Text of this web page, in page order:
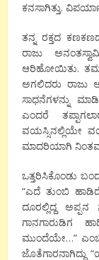
ಕನಸಾಗಿತ್ತು.
ತನ್ನ ರಕ್ತದ
ರಾಜು
ಆರಿಹೋಯಿತು. ತಮ್ಮ
ಅಗಲಿದರು ರಾಜು
ಸಾಧನೆಗಳನ್ನು
ಎಂದರೆ
ವಯಸ್ಸಿನಲ್ಲಿಯೇ
ಮಾದರಿಯಾಗಿ
ಒತ್ತರಿಸಿಕೊಂಡು
“ಎದೆ ತುಂಬಿ
ದೂರಲ್ಲಿದ್ದ
ಗಾನಗಾರುಡಿಗ
ಮುಂದೆಯೇ…” ಎಂಬ